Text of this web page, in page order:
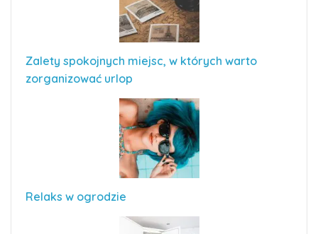
Zalety spokojnych miejsc, w których warto
zorganizować urlop
Relaks w ogrodzie